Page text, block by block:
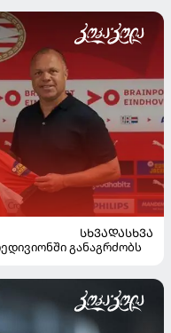
ᲡᲮᲕᲐᲓᲐᲡᲮᲕᲐ
განაგრძობს